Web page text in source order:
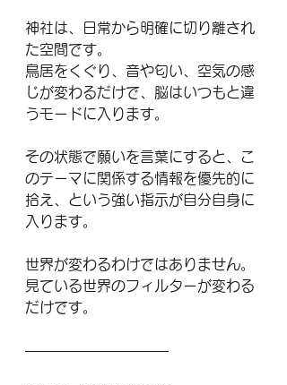
神社は、日常から明確に切り離され
た空間です。
鳥居をくぐり、音や匂い、空気の感
じが変わるだけで、脳はいつもと違
うモードに入ります。
その状態で願いを言葉にすると、こ
のテーマに関係する情報を優先的に
拾え、という強い指示が自分自身に
入ります。
世界が変わるわけではありません。
見ている世界のフィルターが変わる
だけです。
――――――――――